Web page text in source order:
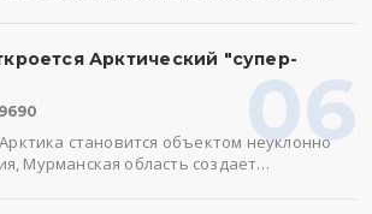
06
Арктический "супер-
становится объектом неуклонно
Мурманская область создает…